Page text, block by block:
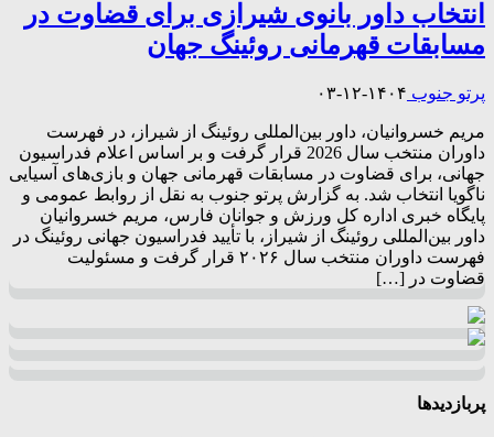
انتخاب داور بانوی شیرازی برای قضاوت در
مسابقات قهرمانی روئینگ جهان
پرتو جنوب ۱۴۰۴-۱۲-۰۳
مریم خسروانیان، داور بین‌المللی روئینگ از شیراز، در فهرست
داوران منتخب سال 2026 قرار گرفت و بر اساس اعلام فدراسیون
جهانی، برای قضاوت در مسابقات قهرمانی جهان و بازی‌های آسیایی
ناگویا انتخاب شد. به گزارش پرتو جنوب به نقل از روابط عمومی و
پایگاه خبری اداره کل ورزش و جوانان فارس، مریم خسروانیان
داور بین‌المللی روئینگ از شیراز، با تأیید فدراسیون جهانی روئینگ در
فهرست داوران منتخب سال ۲۰۲۶ قرار گرفت و مسئولیت
قضاوت در […]
پربازدیدها